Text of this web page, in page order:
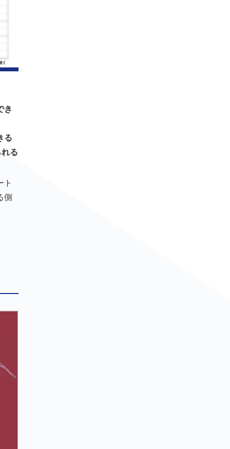
き
る
る
ト
側